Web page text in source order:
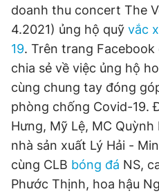
doanh thu concert The
4.2021) ủng hộ quỹ vắc
19. Trên trang Facebook
chia sẻ về việc ủng hộ
cùng chung tay đóng
phòng chống Covid-19.
Hưng, Mỹ Lệ, MC
nhà sản xuất Lý Hải -
cùng CLB bóng đá NS,
Phước Thịnh, hoa hậu